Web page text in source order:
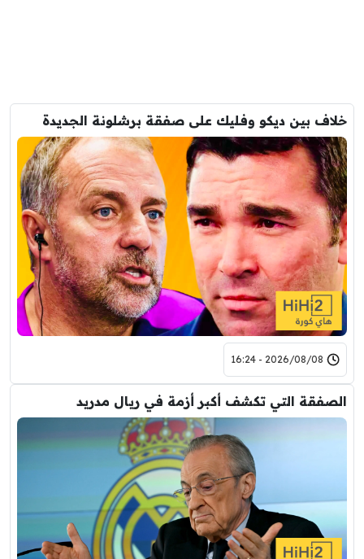
خلاف بين ديكو وفليك على صفقة برشلونة الجديدة
2026/08/08 - 16:24
الصفقة التي تكشف أكبر أزمة في ريال مدريد